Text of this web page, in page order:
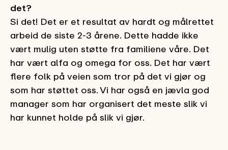
det?
Si det! Det er et resultat av hardt og målrettet
arbeid de siste 2-3 årene. Dette hadde ikke
vært mulig uten støtte fra familiene våre. Det
har vært alfa og omega for oss. Det har vært
flere folk på veien som tror på det vi gjør og
som har støttet oss. Vi har også en jævla god
manager som har organisert det meste slik vi
har kunnet holde på slik vi gjør.